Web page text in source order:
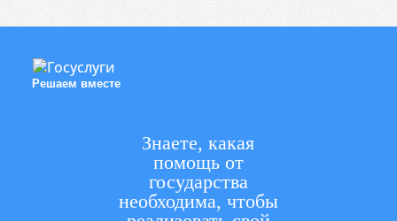
Решаем вместе
Знаете, какая
помощь от
государства
необходима, чтобы